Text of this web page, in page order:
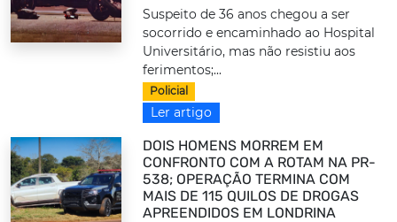
Suspeito de 36 anos chegou a ser
socorrido e encaminhado ao Hospital
Universitário, mas não resistiu aos
ferimentos;...
Policial
Ler artigo
DOIS HOMENS MORREM EM
CONFRONTO COM A ROTAM NA PR-
538; OPERAÇÃO TERMINA COM
MAIS DE 115 QUILOS DE DROGAS
APREENDIDOS EM LONDRINA